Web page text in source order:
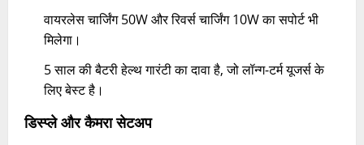
वायरलेस चार्जिंग 50W और रिवर्स चार्जिंग 10W का सपोर्ट भी
मिलेगा।
5 साल की बैटरी हेल्थ गारंटी का दावा है, जो लॉन्ग-टर्म यूजर्स के
लिए बेस्ट है।
डिस्प्ले और कैमरा सेटअप